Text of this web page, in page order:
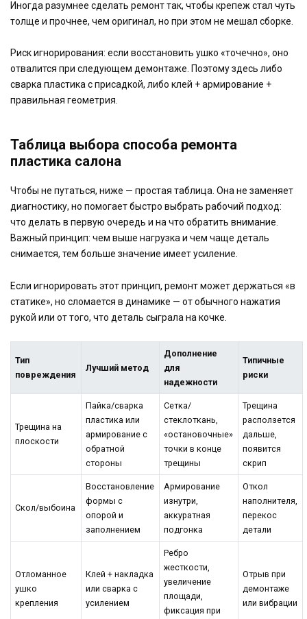
Иногда разумнее сделать ремонт так, чтобы крепеж стал чуть
толще и прочнее, чем оригинал, но при этом не мешал сборке.
Риск игнорирования: если восстановить ушко «точечно», оно
отвалится при следующем демонтаже. Поэтому здесь либо
сварка пластика с присадкой, либо клей + армирование +
правильная геометрия.
Таблица выбора способа ремонта
пластика салона
Чтобы не путаться, ниже — простая таблица. Она не заменяет
диагностику, но помогает быстро выбрать рабочий подход:
что делать в первую очередь и на что обратить внимание.
Важный принцип: чем выше нагрузка и чем чаще деталь
снимается, тем больше значение имеет усиление.
Если игнорировать этот принцип, ремонт может держаться «в
статике», но сломается в динамике — от обычного нажатия
рукой или от того, что деталь сыграла на кочке.
Тип
повреждения
Лучший метод
Дополнение
для
надежности
Типичные
риски
Трещина на
плоскости
Пайка/сварка
пластика или
армирование с
обратной
стороны
Сетка/
стеклоткань,
«остановочные»
точки в конце
трещины
Трещина
расползется
дальше,
появится
скрип
Скол/выбоина
Восстановление
формы с
опорой и
заполнением
Армирование
изнутри,
аккуратная
подгонка
Откол
наполнителя,
перекос
детали
Отломанное
ушко
крепления
Клей + накладка
или сварка с
усилением
Ребро
жесткости,
увеличение
площади,
фиксация при
Отрыв при
демонтаже
или вибрации